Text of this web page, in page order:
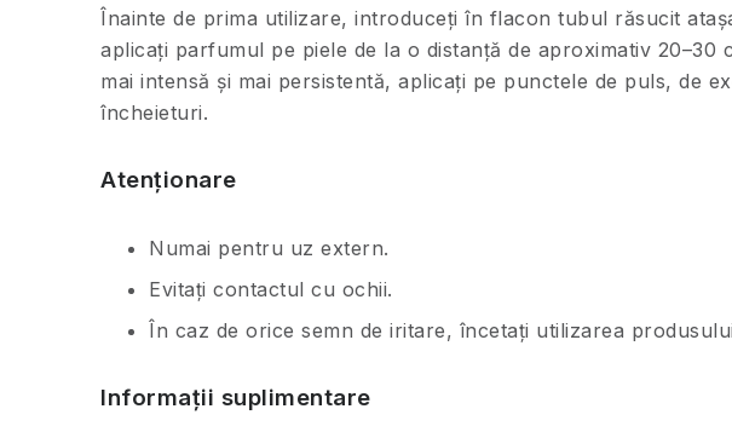
Înainte de prima utilizare, introduceți în flacon tubul răsucit
aplicați parfumul pe piele de la o distanță de aproximativ 20–30
mai intensă și mai persistentă, aplicați pe punctele de puls, de
încheieturi.
Atenționare
Numai pentru uz extern.
Evitați contactul cu ochii.
În caz de orice semn de iritare, încetați utilizarea
Informații suplimentare